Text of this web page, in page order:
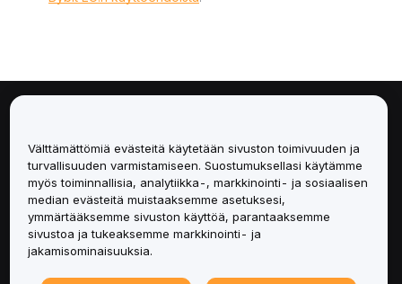
Palvelut
Tuki
Tuotteet
Välttämättömiä evästeitä käytetään sivuston toimivuuden ja
turvallisuuden varmistamiseen. Suostumuksellasi käytämme
myös toiminnallisia, analytiikka-, markkinointi- ja sosiaalisen
median evästeitä muistaaksemme asetuksesi,
ymmärtääksemme sivuston käyttöä, parantaaksemme
sivustoa ja tukeaksemme markkinointi- ja
jakamisominaisuuksia.